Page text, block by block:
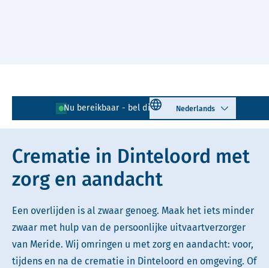
Nu bereikbaar - bel direct! 0167 - 521 830
Select language
Lees voor Uitleg woorden
Simpele tekst
Crematie in Dinteloord met
zorg en aandacht
Een overlijden is al zwaar genoeg. Maak het iets minder
zwaar met hulp van de persoonlijke uitvaartverzorger
van Meride. Wij omringen u met zorg en aandacht: voor,
tijdens en na de crematie in Dinteloord en omgeving. Of